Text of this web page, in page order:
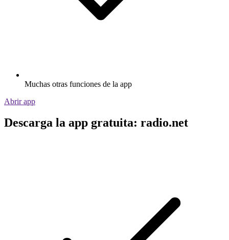
Muchas otras funciones de la app
Abrir app
Descarga la app gratuita: radio.net